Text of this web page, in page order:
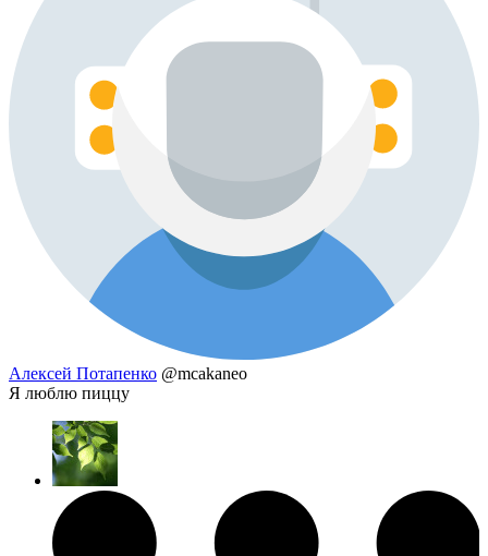
Алексей Потапенко @mcakaneo
Я люблю пиццу